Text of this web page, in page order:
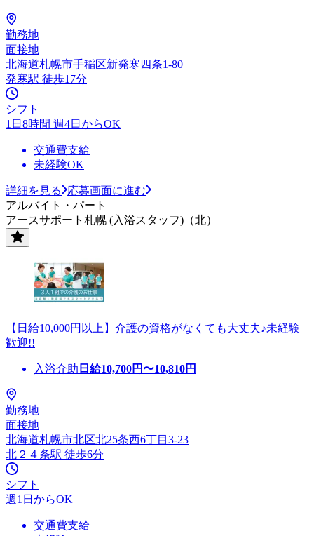
勤務地
面接地
北海道札幌市手稲区新発寒四条1-80
発寒駅 徒歩17分
シフト
1日8時間 週4日からOK
交通費支給
未経験OK
詳細を見る
応募画面に進む
アルバイト・パート
アースサポート札幌 (入浴スタッフ)（北）
【日給10,000円以上】介護の資格がなくても大丈夫♪未経験
歓迎!!
入浴介助 日給10,700円〜10,810円
勤務地
面接地
北海道札幌市北区北25条西6丁目3-23
北２４条駅 徒歩6分
シフト
週1日からOK
交通費支給